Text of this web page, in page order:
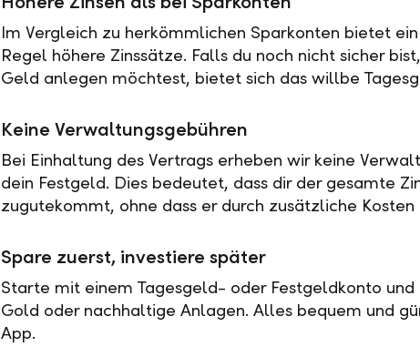
Im Vergleich zu herkömmlichen Sparkonten bietet
Regel höhere Zinssätze. Falls du noch nicht sicher
Geld anlegen möchtest, bietet sich das willbe
Keine Verwaltungsgebühren
Bei Einhaltung des Vertrags erheben wir keine
dein Festgeld. Dies bedeutet, dass dir der gesamte
zugutekommt, ohne dass er durch zusätzliche
Spare zuerst, investiere später
Starte mit einem Tagesgeld- oder Festgeldkonto und
Gold oder nachhaltige Anlagen. Alles bequem und
App.